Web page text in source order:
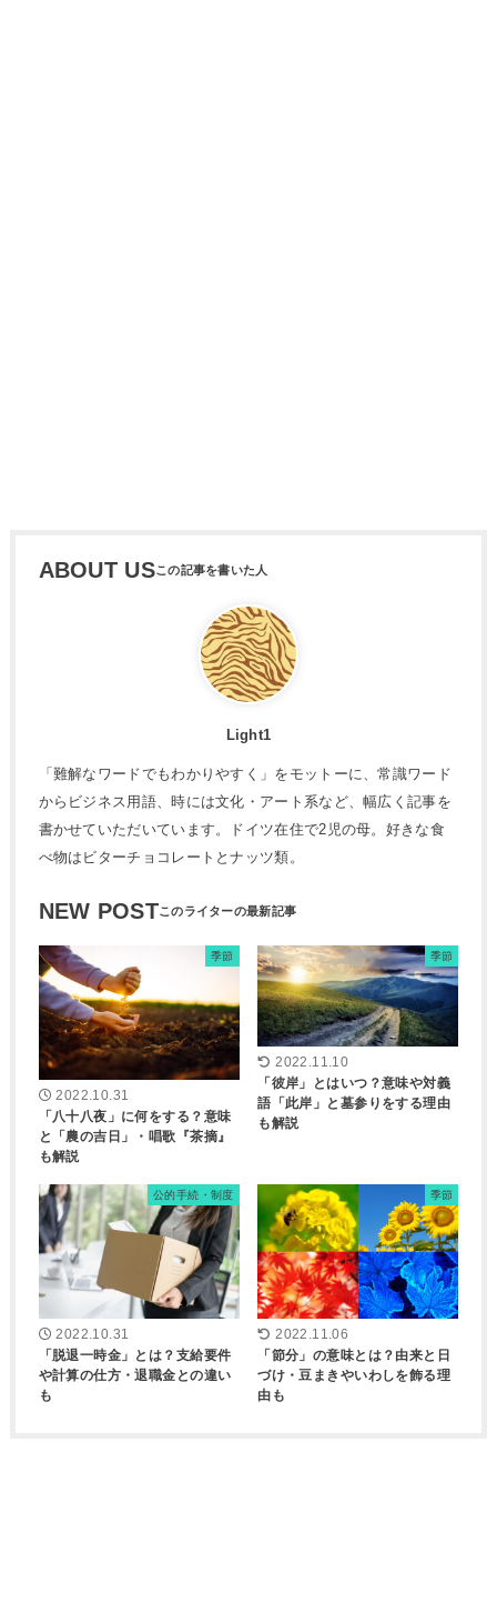
ABOUT US
Light1
「難解なワードでもわかりやすく」をモットーに、常識ワード
からビジネス用語、時には文化・アート系など、幅広く記事を
書かせていただいています。ドイツ在住で2児の母。好きな食
べ物はビターチョコレートとナッツ類。
NEW POST
季節
2022.10.31
「八十八夜」に何をする？意味
と「農の吉日」・唱歌『茶摘』
も解説
季節
2022.11.10
「彼岸」とはいつ？意味や対義
語「此岸」と墓参りをする理由
も解説
公的手続・制度
2022.10.31
「脱退一時金」とは？支給要件
や計算の仕方・退職金との違い
も
季節
2022.11.06
「節分」の意味とは？由来と日
づけ・豆まきやいわしを飾る理
由も